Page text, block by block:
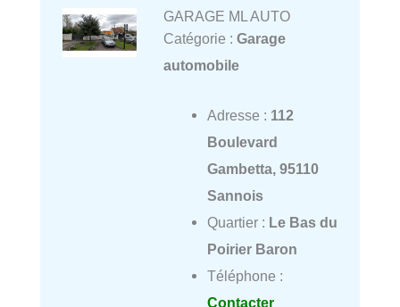
GARAGE ML AUTO
Catégorie : Garage
automobile
Adresse : 112
Boulevard
Gambetta, 95110
Sannois
Quartier : Le Bas du
Poirier Baron
Téléphone :
Contacter